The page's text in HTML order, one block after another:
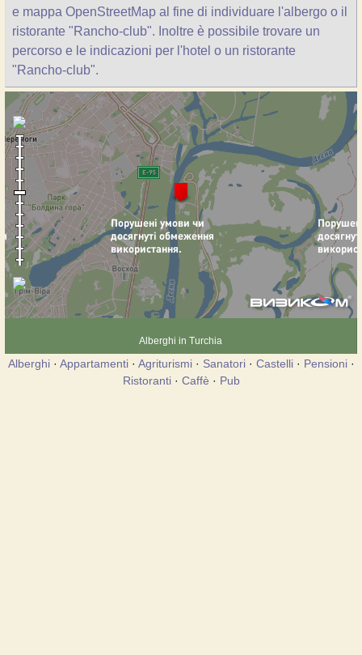
e mappa OpenStreetMap al fine di individuare l'albergo o il
ristorante "Rancho-club". Inoltre è possibile trovare un
percorso e le indicazioni per l'hotel o un ristorante
"Rancho-club".
Alberghi in Turchia
Alberghi· Appartamenti· Agriturismi· Sanatori· Castelli· Pensioni·
Ristoranti· Caffè · Pub